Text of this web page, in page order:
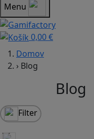
Menu
0,00 €
Domov
› Blog
Blog
Filter